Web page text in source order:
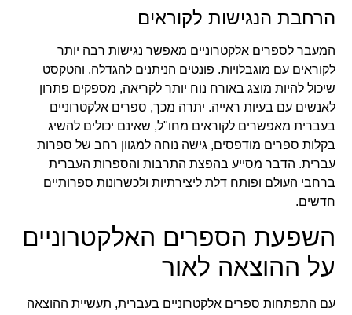
הרחבת הנגישות לקוראים
המעבר לספרים אלקטרוניים מאפשר נגישות רבה יותר
לקוראים עם מוגבלויות. פונטים הניתנים להגדלה, והטקסט
שיכול להיות מוצג באורח נוח יותר לקריאה, מספקים פתרון
לאנשים עם בעיות ראייה. יתרה מכך, ספרים אלקטרוניים
בעברית מאפשרים לקוראים מחו"ל, שאינם יכולים להשיג
בקלות ספרים מודפסים, גישה נוחה למגוון רחב של ספרות
עברית. הדבר מסייע בהפצת התרבות והספרות העברית
ברחבי העולם ופותח דלת ליצירתיות ולכשרונות ספרותיים
חדשים.
השפעת הספרים האלקטרוניים
על ההוצאה לאור
עם התפתחות ספרים אלקטרוניים בעברית, תעשיית ההוצאה